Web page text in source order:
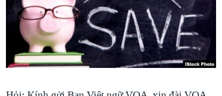
"Tìm"NGƯỜI VIỆT HẢI NGOẠI
ĐỜI SỐNG
KINH TẾ
KHOA HỌC
TẠI
HÀNH TRÌNH BẦU CỬ 2024
MỘT NĂM CHIẾN TRANH TẠI DẢI GAZA
GIẢI MÃ VÀNH ĐAI & CON ĐƯỜNG
TRỊNH VĨNH BÌNH - NGƯỜI HẠ 'BÊN THẮNG CUỘC'
VIDEO
NGHE
MẠNG XÃ HỘI